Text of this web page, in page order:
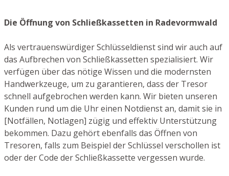
Die Öffnung von Schließkassetten in Radevormwald
Als vertrauenswürdiger Schlüsseldienst sind wir auch auf
das Aufbrechen von Schließkassetten spezialisiert. Wir
verfügen über das nötige Wissen und die modernsten
Handwerkzeuge, um zu garantieren, dass der Tresor
schnell aufgebrochen werden kann. Wir bieten unseren
Kunden rund um die Uhr einen Notdienst an, damit sie in
[Notfällen, Notlagen] zügig und effektiv Unterstützung
bekommen. Dazu gehört ebenfalls das Öffnen von
Tresoren, falls zum Beispiel der Schlüssel verschollen ist
oder der Code der Schließkassette vergessen wurde.